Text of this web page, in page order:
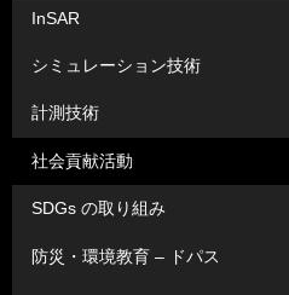
InSAR
シミュレーション技術
計測技術
社会貢献活動
SDGs の取り組み
防災・環境教育 – ドパス